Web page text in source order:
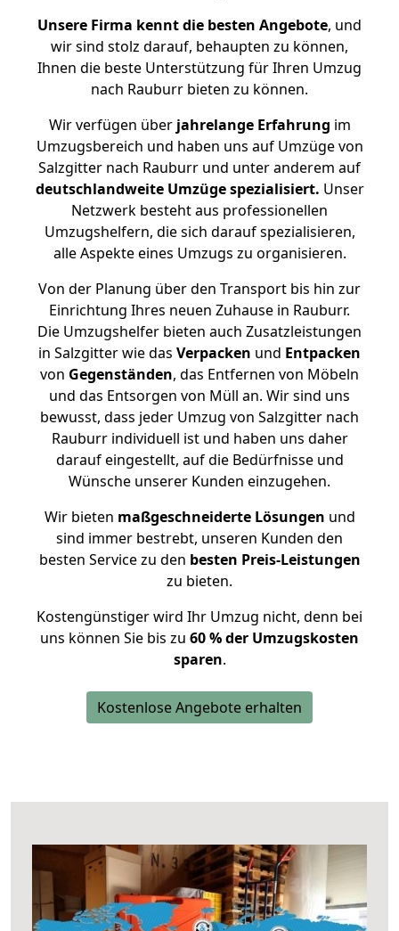
Unsere Firma kennt die besten Angebote, und
wir sind stolz darauf, behaupten zu können,
Ihnen die beste Unterstützung für Ihren Umzug
nach Rauburr bieten zu können.
Wir verfügen überjahrelange Erfahrung im
Umzugsbereich und haben uns auf Umzüge von
Salzgitter nach Rauburr und unter anderem auf
deutschlandweite Umzüge spezialisiert. Unser
Netzwerk besteht aus professionellen
Umzugshelfern, die sich darauf spezialisieren,
alle Aspekte eines Umzugs zu organisieren.
Von der Planung über den Transport bis hin zur
Einrichtung Ihres neuen Zuhause in Rauburr.
Die Umzugshelfer bieten auch Zusatzleistungen
in Salzgitter wie das Verpacken und Entpacken
von Gegenständen, das Entfernen von Möbeln
und das Entsorgen von Müll an. Wir sind uns
bewusst, dass jeder Umzug von Salzgitter nach
Rauburr individuell ist und haben uns daher
darauf eingestellt, auf die Bedürfnisse und
Wünsche unserer Kunden einzugehen.
Wir bieten maßgeschneiderte Lösungen und
sind immer bestrebt, unseren Kunden den
besten Service zu den besten Preis-Leistungen
zu bieten.
Kostengünstiger wird Ihr Umzug nicht, denn bei
uns können Sie bis zu 60 % der Umzugskosten
sparen.
Kostenlose Angebote erhalten